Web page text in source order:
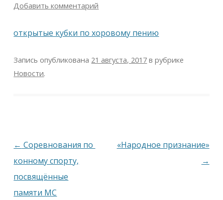
Добавить комментарий
открытые кубки по хоровому пению
Запись опубликована 21 августа, 2017 в рубрике
Новости.
Навигация
по
записям
← Соревнования по
конному спорту,
посвящённые
памяти МС
«Народное признание»
→